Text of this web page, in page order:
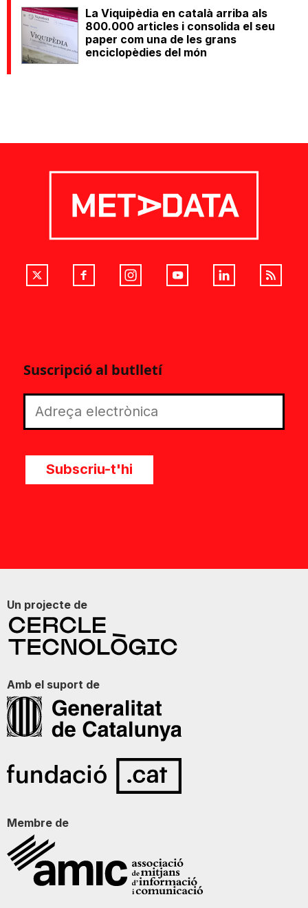
La Viquipèdia en català arriba als
800.000 articles i consolida el seu
paper com una de les grans
enciclopèdies del món
Suscripció al butlletí
Subscriu-t'hi
Un projecte de
Amb el suport de
Membre de